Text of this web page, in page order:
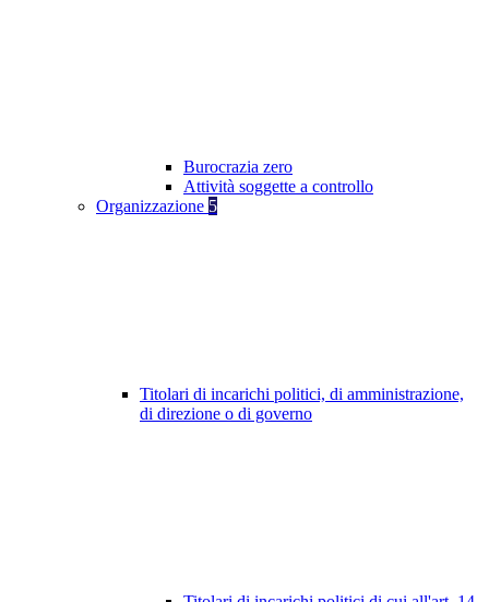
Burocrazia zero
Attività soggette a controllo
Organizzazione 5
Titolari di incarichi politici, di amministrazione,
di direzione o di governo